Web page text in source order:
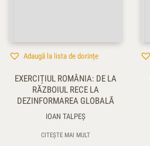
Adaugă la lista de dorințe
EXERCIȚIUL ROMÂNIA: DE LA
RĂZBOIUL RECE LA
DEZINFORMAREA GLOBALĂ
IOAN TALPEŞ
CITEȘTE MAI MULT